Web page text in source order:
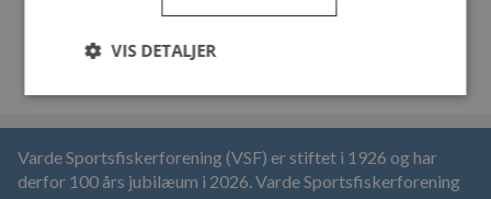
Varde Sportsfiskerforening (VSF) er stiftet i 1926 og har
derfor 100 års jubilæum i 2026. Varde Sportsfiskerforening
VIS DETALJER